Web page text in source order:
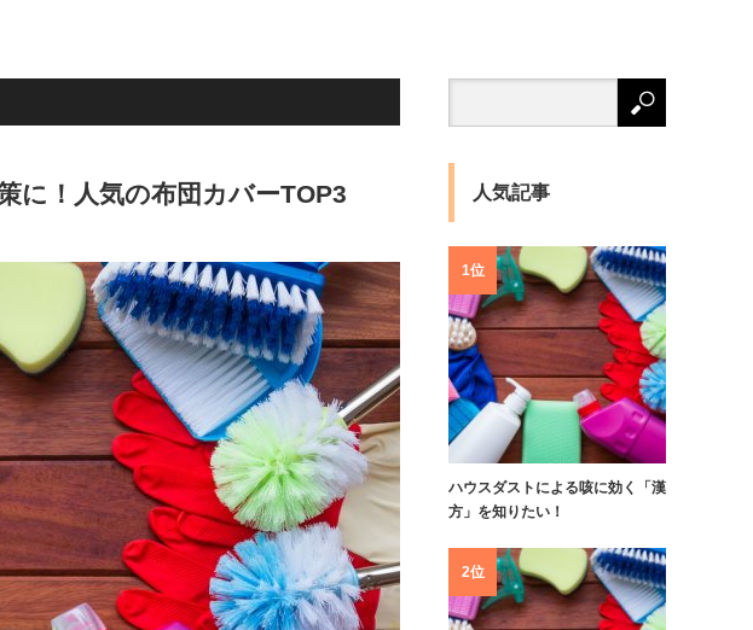
に！人気の布団カバーTOP3 人気記事
1位
ハウスダストによる咳に効く「漢
方」を知りたい！
2位